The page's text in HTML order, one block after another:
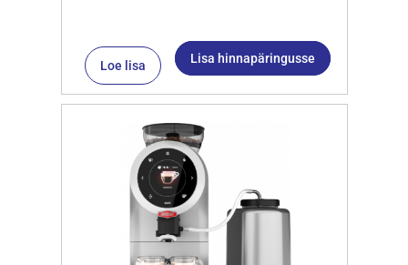
Loe lisa Lisa hinnapäringusse